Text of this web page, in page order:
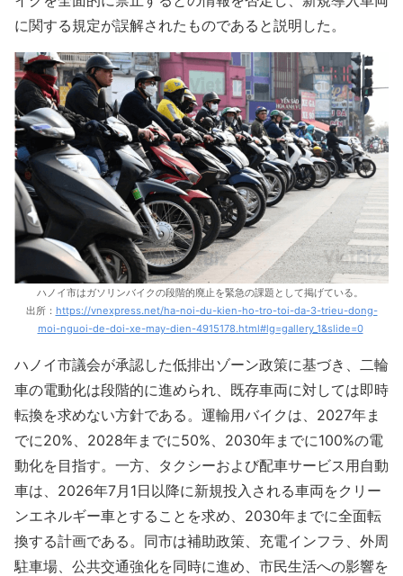
に関する規定が誤解されたものであると説明した。
ハノイ市はガソリンバイクの段階的廃止を緊急の課題として掲げている。
出所： https://vnexpress.net/ha-noi-du-kien-ho-tro-toi-da-3-trieu-dong-
moi-nguoi-de-doi-xe-may-dien-4915178.html#lg=gallery_1&slide=0
ハノイ市議会が承認した低排出ゾーン政策に基づき、二輪
車の電動化は段階的に進められ、既存車両に対しては即時
転換を求めない方針である。運輸用バイクは、2027年ま
でに20%、2028年までに50%、2030年までに100%の電
動化を目指す。一方、タクシーおよび配車サービス用自動
車は、2026年7月1日以降に新規投入される車両をクリー
ンエネルギー車とすることを求め、2030年までに全面転
換する計画である。同市は補助政策、充電インフラ、外周
駐車場、公共交通強化を同時に進め、市民生活への影響を